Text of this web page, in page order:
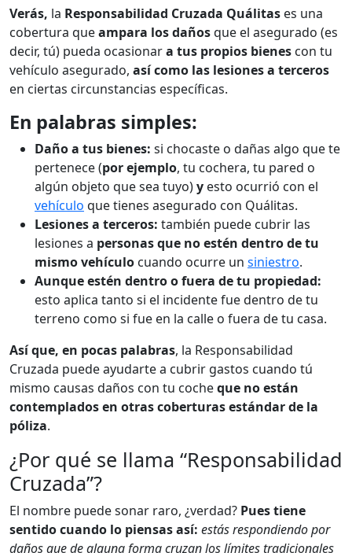
Verás, la Responsabilidad Cruzada Quálitas es una
cobertura queampara los dañosque el asegurado (es
decir, tú) pueda ocasionara tus propios bienes con tu
vehículo asegurado, así como las lesiones a terceros
en ciertas circunstancias específicas.
En palabras simples:
Daño a tus bienes: si chocaste o dañas algo que te
pertenece (por ejemplo, tu cochera, tu pared o
algún objeto que sea tuyo)y esto ocurrió con el
vehículo que tienes asegurado con Quálitas.
Lesiones a terceros: también puede cubrir las
lesiones a personas que no estén dentro de tu
mismo vehículo cuando ocurre un siniestro.
Aunque estén dentro o fuera de tu propiedad:
esto aplica tanto si el incidente fue dentro de tu
terreno como si fue en la calle o fuera de tu casa.
Así que, en pocas palabras, la Responsabilidad
Cruzada puede ayudarte a cubrir gastos cuando tú
mismo causas daños con tu cocheque no están
contemplados en otras coberturas estándar de la
póliza.
¿Por qué se llama “Responsabilidad
Cruzada”?
El nombre puede sonar raro, ¿verdad? Pues tiene
sentido cuando lo piensas así: estás respondiendo por
daños que de alguna forma cruzan los límites tradicionales